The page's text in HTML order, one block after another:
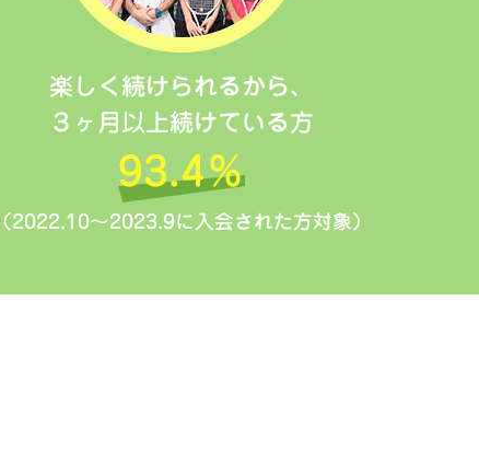
楽しく続けられるから、
３ヶ月以上続けている方
93.4％
（2022.10～2023.9に入会された方対象）